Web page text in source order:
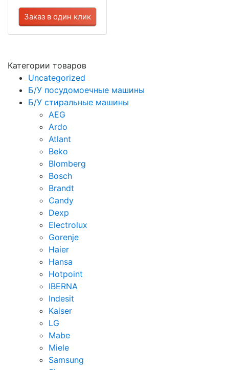
Заказ в один клик
Категории товаров
Uncategorized
Б/У посудомоечные машины
Б/У стиральные машины
AEG
Ardo
Atlant
Beko
Blomberg
Bosch
Brandt
Candy
Dexp
Electrolux
Gorenje
Haier
Hansa
Hotpoint
IBERNA
Indesit
Kaiser
LG
Mabe
Miele
Samsung